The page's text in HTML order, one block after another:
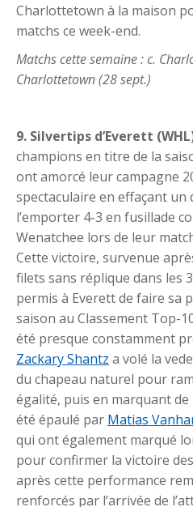
Charlottetown à la maison
matchs ce week-end.
Matchs cette semaine : c.
Charlottetown (28 sept.)
9. Silvertips d’Everett
champions en titre de la
ont amorcé leur campagne
spectaculaire en effaçant
l’emporter 4-3 en fusillade
Wenatchee lors de leur
Cette victoire, survenue
filets sans réplique dans les
permis à Everett de faire sa
saison au Classement Top-
été presque constamment
Zackary Shantz a volé la
du chapeau naturel pour
égalité, puis en marquant
été épaulé par Matias
qui ont également marqué
pour confirmer la victoire
après cette performance
renforcés par l’arrivée de